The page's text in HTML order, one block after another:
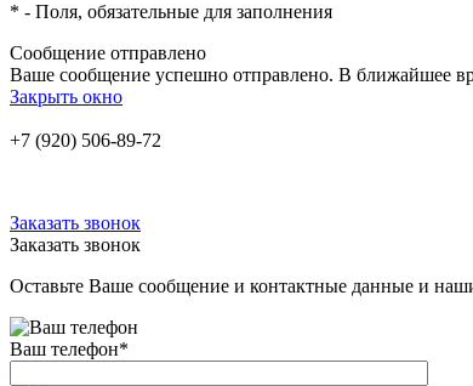
* - Поля, обязательные для заполнения
Сообщение отправлено
Ваше сообщение успешно отправлено. В ближайшее
Закрыть окно
+7 (920) 506-89-72
Заказать звонок
Заказать звонок
Оставьте Ваше сообщение и контактные данные и
Ваш телефон*